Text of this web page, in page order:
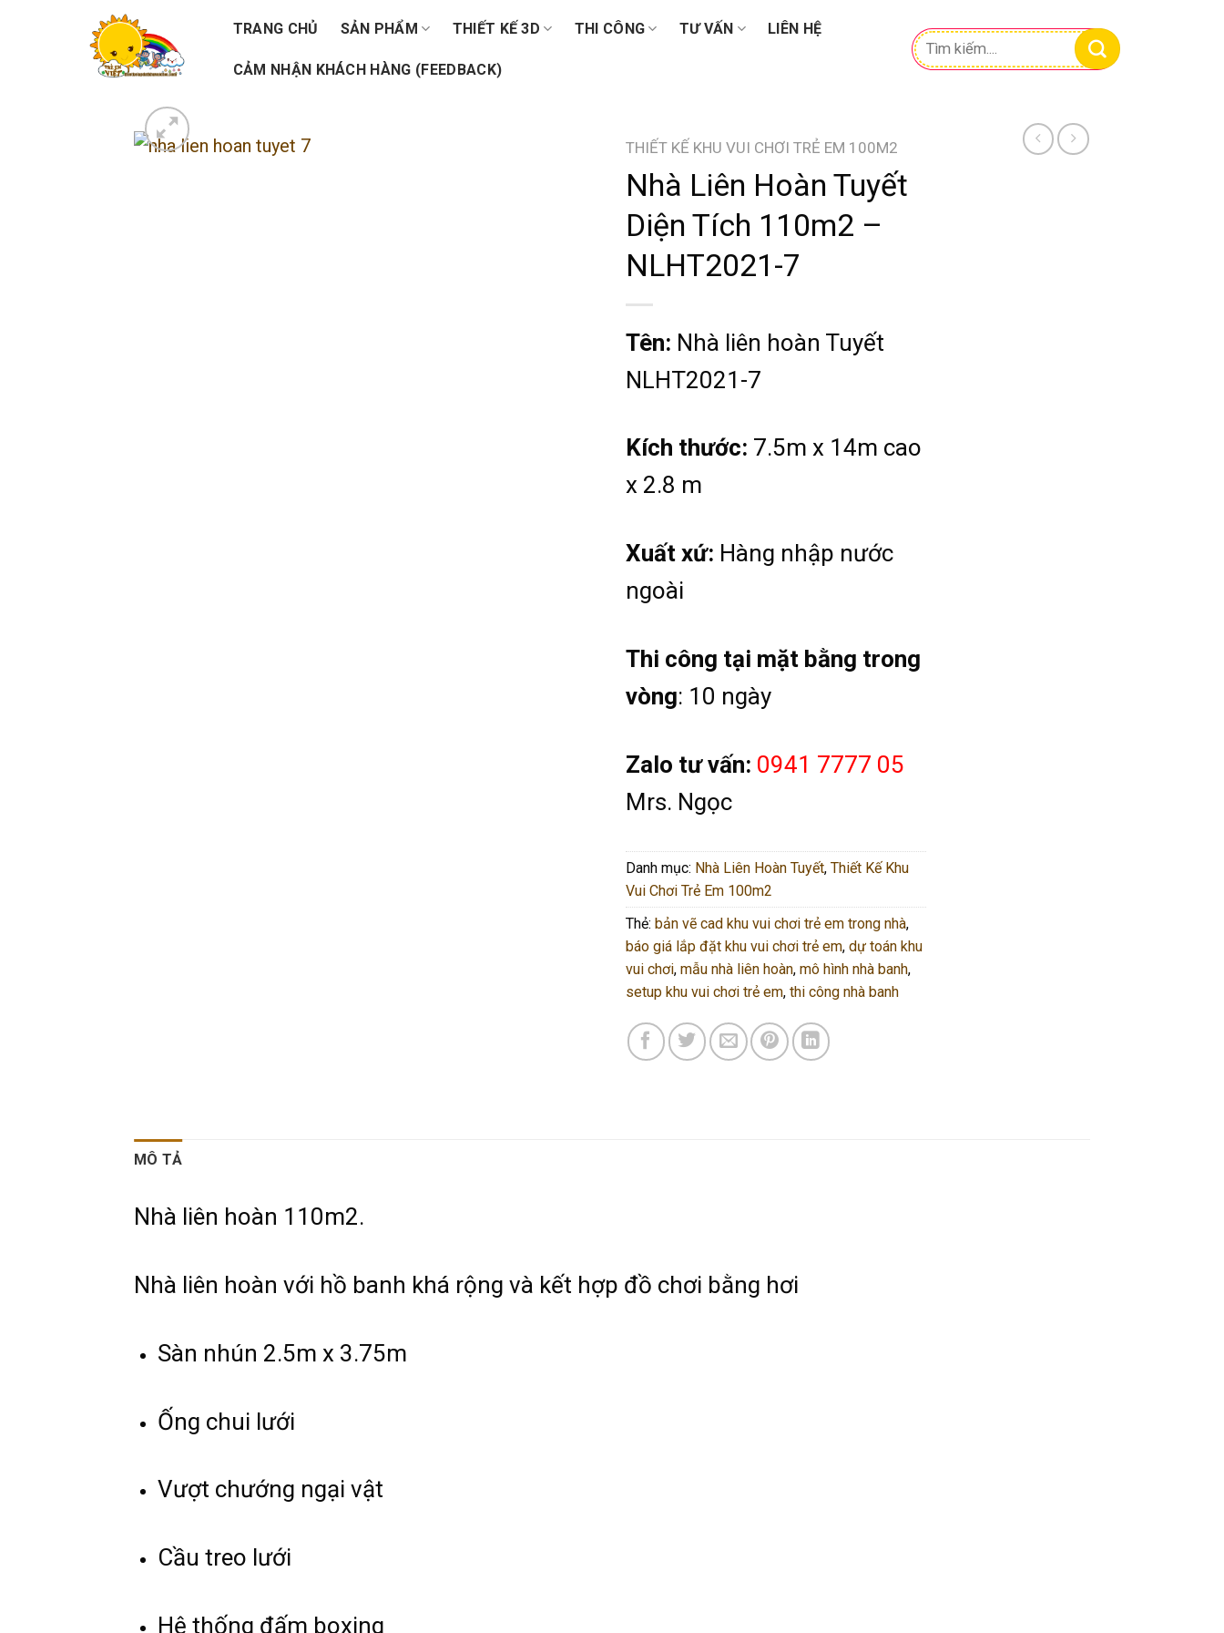
TRANG CHỦ SẢN PHẨM THIẾT KẾ 3D THI CÔNG TƯ VẤN LIÊN HỆ
CẢM NHẬN KHÁCH HÀNG (FEEDBACK)
Tìm
kiếm:
THIẾT KẾ KHU VUI CHƠI TRẺ EM 100M2
Nhà Liên Hoàn Tuyết
Diện Tích 110m2 –
NLHT2021-7
Tên: Nhà liên hoàn Tuyết
NLHT2021-7
Kích thước: 7.5m x 14m cao
x 2.8 m
Xuất xứ: Hàng nhập nước
ngoài
Thi công tại mặt bằng trong
vòng: 10 ngày
Zalo tư vấn: 0941 7777 05
Mrs. Ngọc
Danh mục: Nhà Liên Hoàn Tuyết, Thiết Kế Khu
Vui Chơi Trẻ Em 100m2
Thẻ: bản vẽ cad khu vui chơi trẻ em trong nhà,
báo giá lắp đặt khu vui chơi trẻ em, dự toán khu
vui chơi, mẫu nhà liên hoàn, mô hình nhà banh,
setup khu vui chơi trẻ em, thi công nhà banh
MÔ TẢ
Nhà liên hoàn 110m2.
Nhà liên hoàn với hồ banh khá rộng và kết hợp đồ chơi bằng hơi
Sàn nhún 2.5m x 3.75m
Ống chui lưới
Vượt chướng ngại vật
Cầu treo lưới
Hệ thống đấm boxing